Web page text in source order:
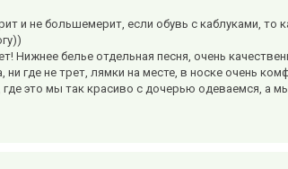
и не большемерит, если обувь с каблуками, то
Нижнее белье отдельная песня, очень
где не трет, лямки на месте, в носке очень
это мы так красиво с дочерью одеваемся, а